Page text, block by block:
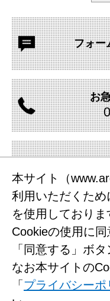
フォー
お
サイトマップ
プライバシーポリシー
利用規約
お問い合わせ
本サイト（
利用いただくため
を使用しておりま
Cookieの使用に
「同意する」ボ
なお本サイトの
「 プライバシーポ